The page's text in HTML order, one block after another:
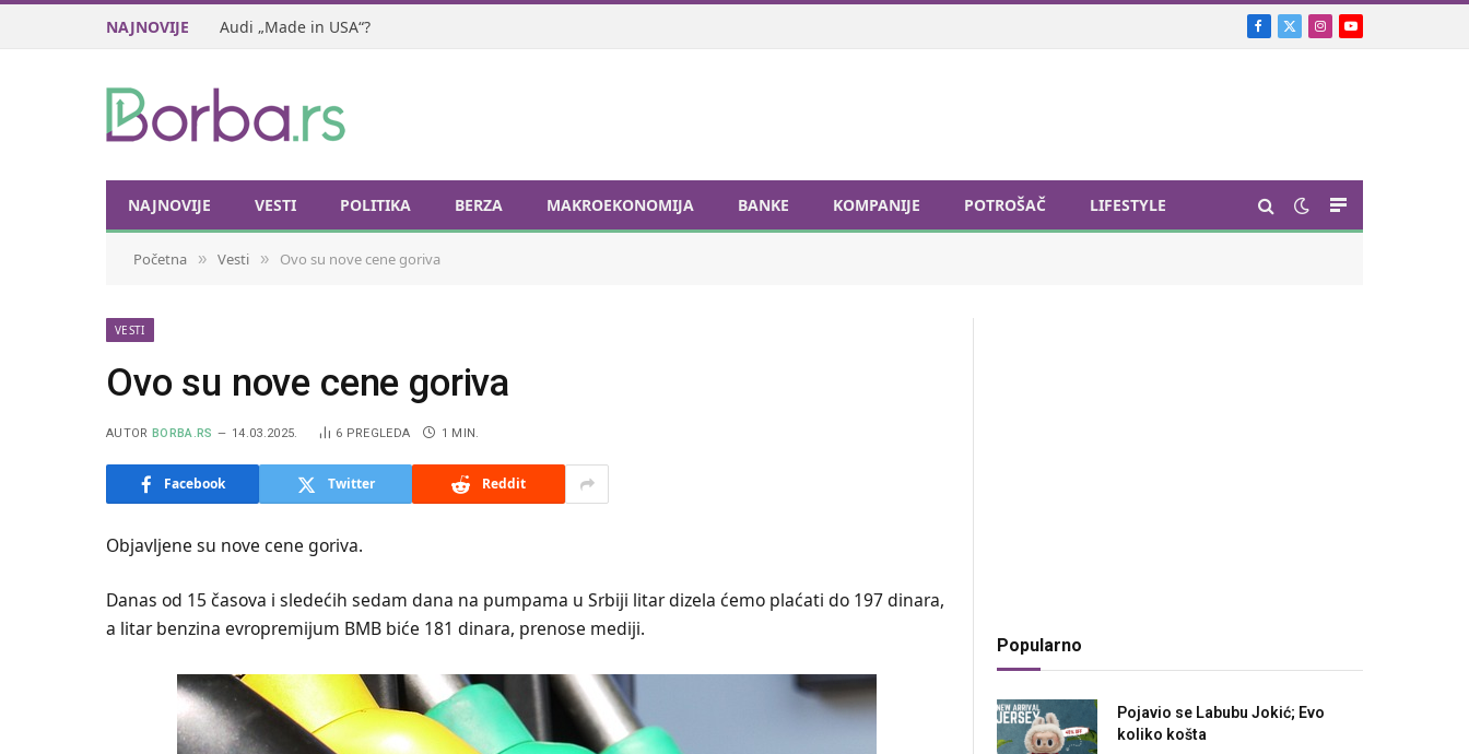
NAJNOVIJE Audi „Made in USA“? Facebook
X
Instagram
YouTube
NAJNOVIJE VESTI POLITIKA BERZA MAKROEKONOMIJA BANKE KOMPANIJE POTROŠAČ LIFESTYLE
Početna » Vesti » Ovo su nove cene goriva
VESTI
Ovo su nove cene goriva
AUTOR BORBA.RS 14.03.2025. 6 PREGLEDA 1 MIN.
Facebook Twitter Reddit
Objavljene su nove cene goriva.
Danas od 15 časova i sledećih sedam dana na pumpama u Srbiji litar dizela ćemo plaćati do 197 dinara,
a litar benzina evropremijum BMB biće 181 dinara, prenose mediji.
Popularno
Pojavio se Labubu Jokić; Evo
koliko košta